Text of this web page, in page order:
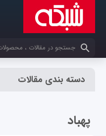
کلمات کلیدی خود را وارد کنید
دسته بندی مقالات
پهباد